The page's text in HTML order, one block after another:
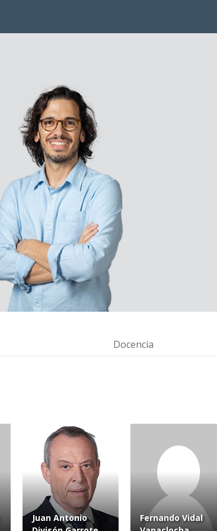
Docencia
Juan Antonio
Fernando Vidal